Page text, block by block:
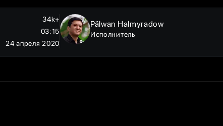
34k+
03:15
24 апреля 2020
Pälwan Halmyradow
Исполнитель